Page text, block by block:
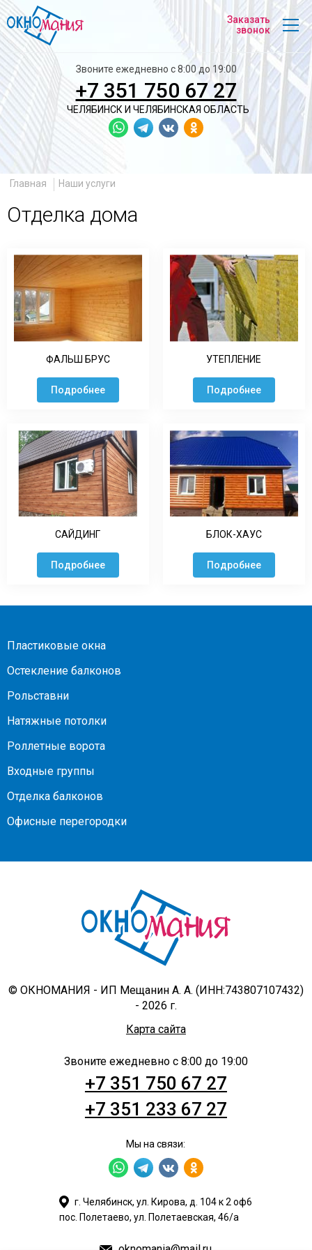
главную
Звоните ежедневно с 8:00 до 19:00
+7 351 750 67 27
ЧЕЛЯБИНСК И ЧЕЛЯБИНСКАЯ ОБЛАСТЬ
Заказать
звонок
Главная Наши услуги
Отделка дома
ФАЛЬШ БРУС
Подробнее
УТЕПЛЕНИЕ
Подробнее
САЙДИНГ
Подробнее
БЛОК-ХАУС
Подробнее
Пластиковые окна
Остекление балконов
Рольставни
Натяжные потолки
Роллетные ворота
Входные группы
Отделка балконов
Офисные перегородки
© ОКНОМАНИЯ - ИП Мещанин А. А. (ИНН:743807107432)
- 2026 г.
Карта сайта
Звоните ежедневно с 8:00 до 19:00
+7 351 750 67 27
+7 351 233 67 27
Мы на связи:
г. Челябинск, ул. Кирова, д. 104 к 2 оф6
пос. Полетаево, ул. Полетаевская, 46/а